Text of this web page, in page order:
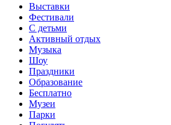
Выставки
Фестивали
С детьми
Активный отдых
Музыка
Шоу
Праздники
Образование
Бесплатно
Музеи
Парки